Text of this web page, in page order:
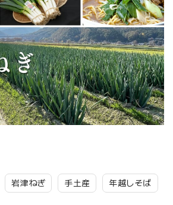
岩津ねぎ 手土産 年越しそば